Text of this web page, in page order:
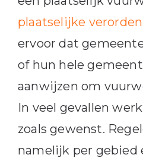
plaatselijke
ervoor dat
of hun hele
aanwijzen om
In veel gevallen
zoals gewenst.
namelijk per gebied